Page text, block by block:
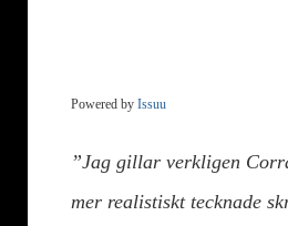
Powered by Issuu
”Jag gillar verkligen
mer realistiskt tecknade